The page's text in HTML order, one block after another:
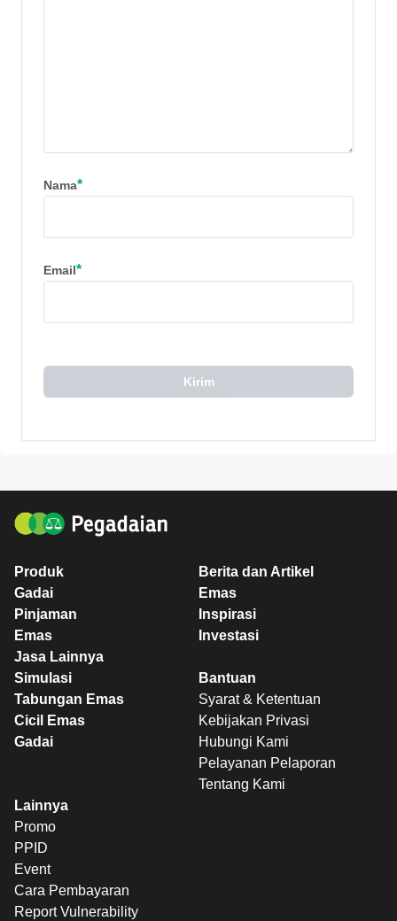
Nama*
Email*
Kirim
Produk
Gadai
Pinjaman
Emas
Jasa Lainnya
Berita dan Artikel
Emas
Inspirasi
Investasi
Simulasi
Tabungan Emas
Cicil Emas
Gadai
Bantuan
Syarat & Ketentuan
Kebijakan Privasi
Hubungi Kami
Pelayanan Pelaporan
Tentang Kami
Lainnya
Promo
PPID
Event
Cara Pembayaran
Report Vulnerability